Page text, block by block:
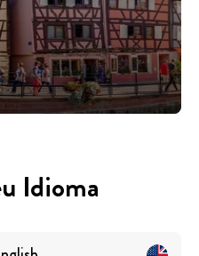
Idioma